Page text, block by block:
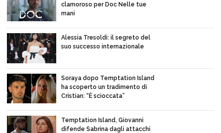
clamoroso per Doc Nelle tue
mani
Alessia Tresoldi: il segreto del
suo successo internazionale
Soraya dopo Temptation Island
ha scoperto un tradimento di
Cristian: “È scioccata”
Temptation Island, Giovanni
difende Sabrina dagli attacchi